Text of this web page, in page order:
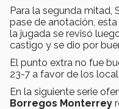
Para la segunda mitad,
pase de anotación,
la jugada se revisó
castigo y se dio por
El punto extra no fue
23-7 a favor de los
En la siguiente serie
Borregos Monterrey